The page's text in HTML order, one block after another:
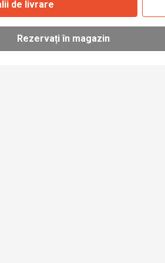
de livrare
Rezervați în magazin